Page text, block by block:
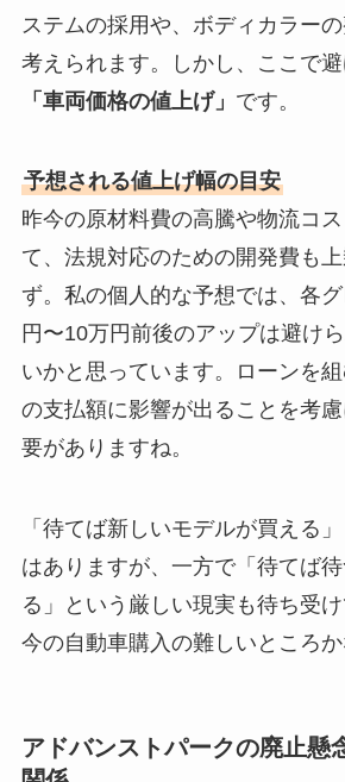
ステムの採用や、ボディカラー
考えられます。しかし、ここで
「車両価格の値上げ」 です。
予想される値上げ幅の目安
昨今の原材料費の高騰や物流コ
て、法規対応のための開発費も
ず。私の個人的な予想では、各
円〜10万円前後のアップは避け
いかと思っています。ローンを
の支払額に影響が出ることを考
要がありますね。
「待てば新しいモデルが買える
はありますが、一方で「待てば
る」という厳しい現実も待ち受
今の自動車購入の難しいところか
アドバンストパークの廃止懸